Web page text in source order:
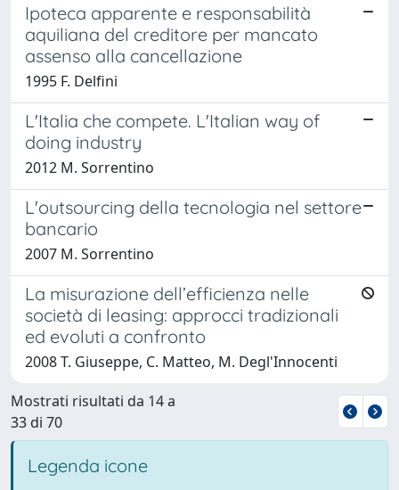
Ipoteca apparente e responsabilità
aquiliana del creditore per mancato
assenso alla cancellazione
1995 F. Delfini
L'Italia che compete. L'Italian way of
doing industry
2012 M. Sorrentino
L'outsourcing della tecnologia nel settore
bancario
2007 M. Sorrentino
La misurazione dell’efficienza nelle
società di leasing: approcci tradizionali
ed evoluti a confronto
2008 T. Giuseppe, C. Matteo, M. Degl'Innocenti
Mostrati risultati da 14 a
33 di 70
Legenda icone